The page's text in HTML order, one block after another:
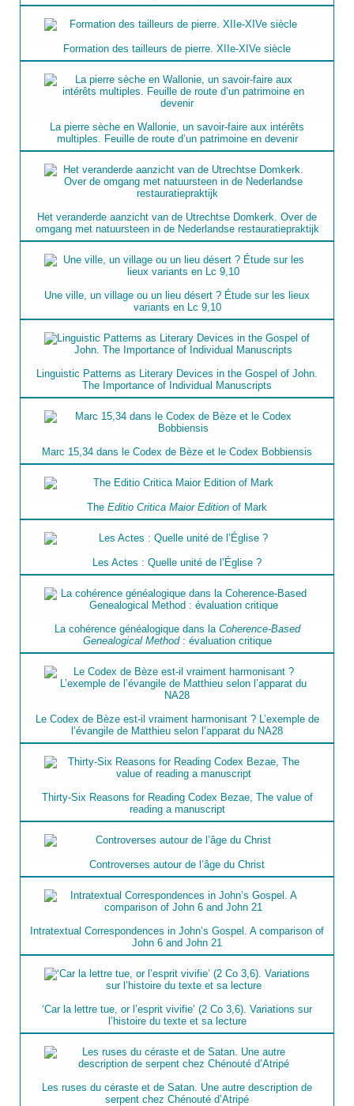
Formation des tailleurs de pierre. XIIe-XIVe siècle
La pierre sèche en Wallonie, un savoir-faire aux intérêts
multiples. Feuille de route d’un patrimoine en devenir
Het veranderde aanzicht van de Utrechtse Domkerk. Over de
omgang met natuursteen in de Nederlandse restauratiepraktijk
Une ville, un village ou un lieu désert ? Étude sur les lieux
variants en Lc 9,10
Linguistic Patterns as Literary Devices in the Gospel of John.
The Importance of Individual Manuscripts
Marc 15,34 dans le Codex de Bèze et le Codex Bobbiensis
The Editio Critica Maior Edition of Mark
Les Actes : Quelle unité de l’Église ?
La cohérence généalogique dans la Coherence-Based
Genealogical Method: évaluation critique
Le Codex de Bèze est-il vraiment harmonisant ? L’exemple de
l’évangile de Matthieu selon l’apparat du NA28
Thirty-Six Reasons for Reading Codex Bezae, The value of
reading a manuscript
Controverses autour de l’âge du Christ
Intratextual Correspondences in John’s Gospel. A comparison of
John 6 and John 21
‘Car la lettre tue, or l’esprit vivifie’ (2 Co 3,6). Variations sur
l’histoire du texte et sa lecture
Les ruses du céraste et de Satan. Une autre description de
serpent chez Chénouté d’Atripé